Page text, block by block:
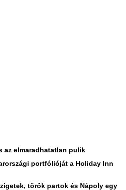
az elmaradhatatlan pulik
portfólióját a Holiday Inn
török partok és Nápoly egy